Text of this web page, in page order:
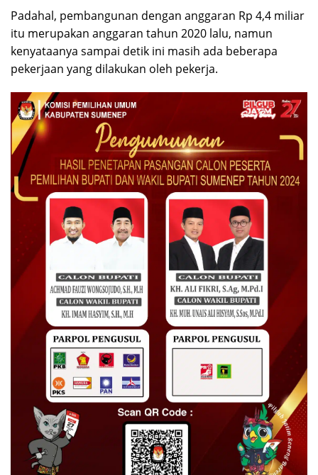
Padahal, pembangunan dengan anggaran Rp 4,4 miliar
itu merupakan anggaran tahun 2020 lalu, namun
kenyataanya sampai detik ini masih ada beberapa
pekerjaan yang dilakukan oleh pekerja.